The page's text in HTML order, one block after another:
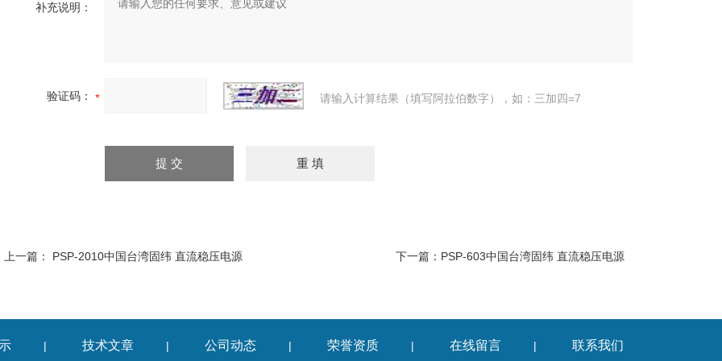
补充说明：
验证码： 请输入计算结果（填写阿拉伯数字），如：三加四=7
上一篇： PSP-2010中国台湾固纬 直流稳压电源 下一篇： PSP-603中国台湾固纬 直流稳压电源
| 技术文章 | 公司动态 | 荣誉资质 | 在线留言 | 联系我们